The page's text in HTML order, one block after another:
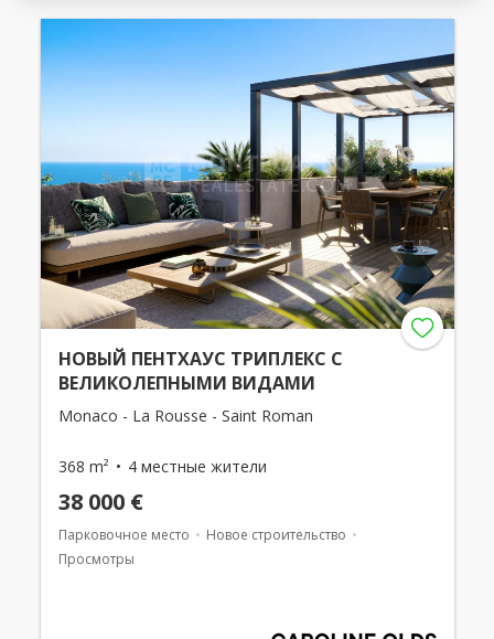
НОВЫЙ ПЕНТХАУС ТРИПЛЕКС С
ВЕЛИКОЛЕПНЫМИ ВИДАМИ
Monaco - La Rousse - Saint Roman
368 m² 4 местные жители
38 000 €
Парковочное место
Новое строительство
Просмотры